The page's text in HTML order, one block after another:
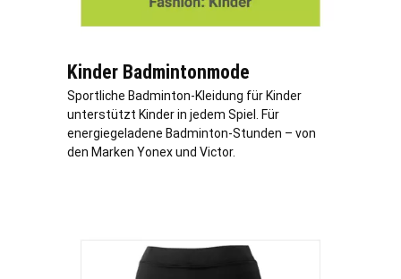
Kinder Badmintonmode
Sportliche Badminton-Kleidung für Kinder
unterstützt Kinder in jedem Spiel. Für
energiegeladene Badminton-Stunden – von
den Marken Yonex und Victor.